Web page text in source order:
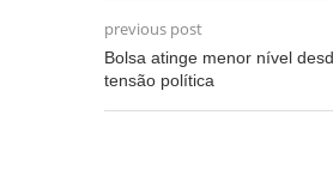
previous post
Bolsa atinge menor nível
tensão política